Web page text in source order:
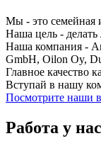
Мы - это семейная
Наша цель -
Наша компания -
GmbH, Oilon Oy,
Главное качество
Вступай в нашу
Посмотрите наши
Работа у